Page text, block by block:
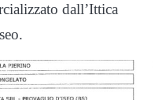
dall’Ittica